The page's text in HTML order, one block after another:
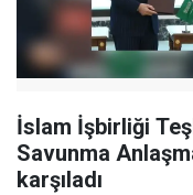
İslam İşbirliği
Savunma
karşıladı